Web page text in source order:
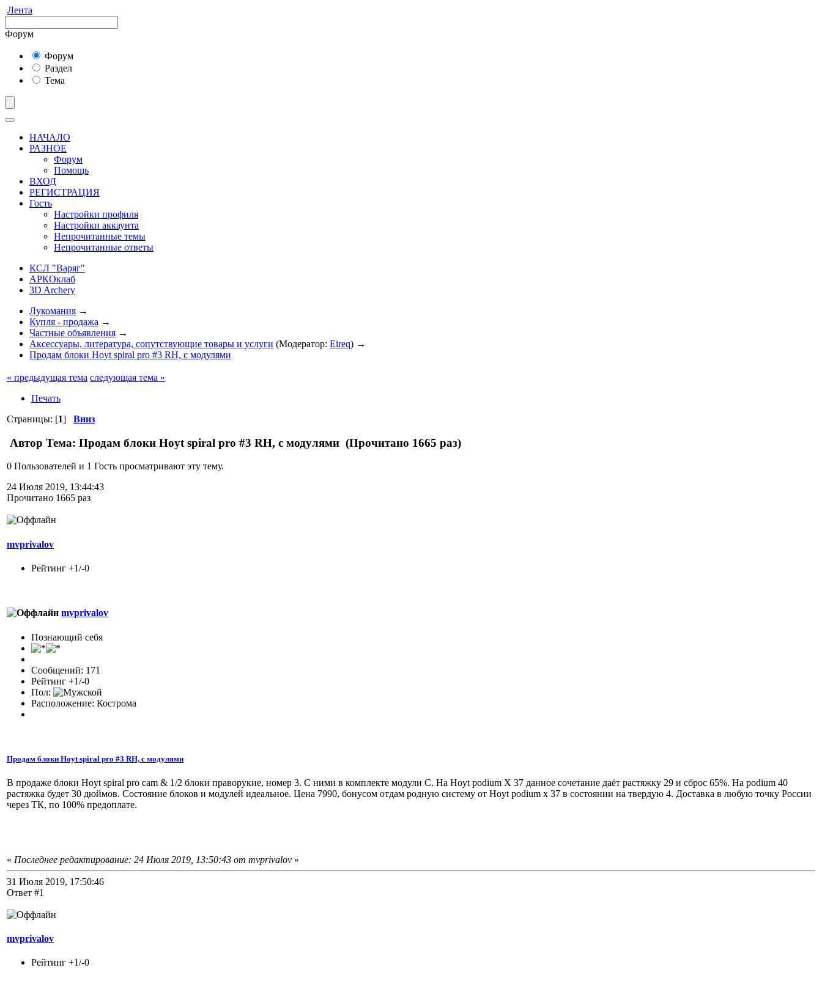
Лента
Форум
Форум
Раздел
Тема
НАЧАЛО
РАЗНОЕ
Форум
Помощь
ВХОД
РЕГИСТРАЦИЯ
Гость
Настройки профиля
Настройки аккаунта
Непрочитанные темы
Непрочитанные ответы
КСЛ "Варяг"
АРКОклаб
3D Archery
Лукомания →
Купля - продажа →
Частные объявления →
Аксессуары, литература, сопутствующие товары и услуги (Модератор: Eireq) →
Продам блоки Hoyt spiral pro #3 RH, с модулями
« предыдущая тема следующая тема »
Печать
Страницы: [1] Вниз
Автор Тема: Продам блоки Hoyt spiral pro #3 RH, с модулями (Прочитано 1665 раз)
0 Пользователей и 1 Гость просматривают эту тему.
24 Июля 2019, 13:44:43
Прочитано 1665 раз
mvprivalov
Рейтинг +1/-0
mvprivalov
Познающий себя
Сообщений: 171
Рейтинг +1/-0
Пол:
Расположение: Кострома
Продам блоки Hoyt spiral pro #3 RH, с модулями
В продаже блоки Hoyt spiral pro cam & 1/2 блоки праворукие, номер 3. С ними в комплекте модули C. На Hoyt podium X 37 данное сочетание даёт растяжку 29 и сброс 65%. На podium 40
растяжка будет 30 дюймов. Состояние блоков и модулей идеальное. Цена 7990, бонусом отдам родную систему от Hoyt podium x 37 в состоянии на твердую 4. Доставка в любую точку России
через ТК, по 100% предоплате.
« Последнее редактирование: 24 Июля 2019, 13:50:43 от mvprivalov »
31 Июля 2019, 17:50:46
Ответ #1
mvprivalov
Рейтинг +1/-0